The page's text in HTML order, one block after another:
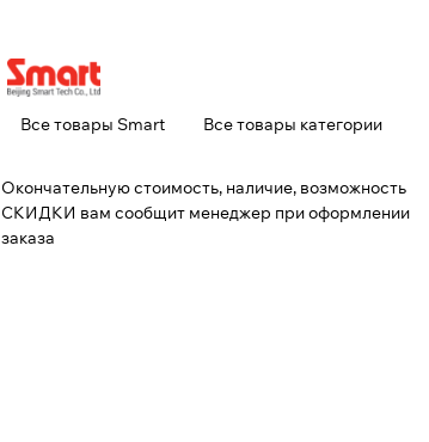
Все товары Smart Все товары категории
Окончательную стоимость, наличие, возможность
СКИДКИ вам сообщит менеджер при оформлении
заказа